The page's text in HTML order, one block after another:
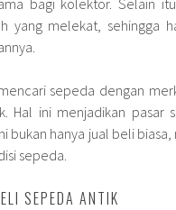
bagi kolektor. Selain
yang melekat, sehingga
sepeda dengan
Hal ini menjadikan pasar
bukan hanya jual beli
sepeda.
SEPEDA ANTIK